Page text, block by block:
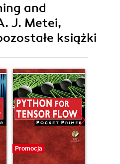
and
J. Metei,
książki
Promocja